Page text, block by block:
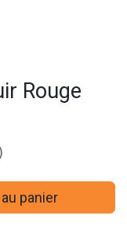
Rouge
panier